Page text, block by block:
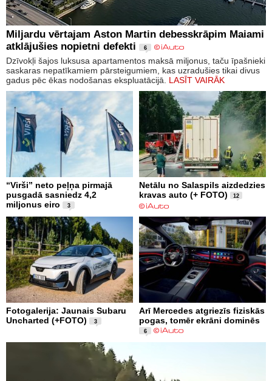
Miljardu vērtajam Aston Martin debesskrāpim Maiami
atklājušies nopietni defekti
6
Dzīvokļi šajos luksusa apartamentos maksā miljonus, taču īpašnieki
saskaras nepatīkamiem pārsteigumiem, kas uzradušies tikai divus
gadus pēc ēkas nodošanas ekspluatācijā. LASĪT VAIRĀK
“Virši” neto peļņa pirmajā
pusgadā sasniedz 4,2
miljonus eiro
3
Netālu no Salaspils aizdedzies
kravas auto (+ FOTO)
12
Fotogalerija: Jaunais Subaru
Uncharted (+FOTO)
3
Arī Mercedes atgriezīs fiziskās
pogas, tomēr ekrāni dominēs
6